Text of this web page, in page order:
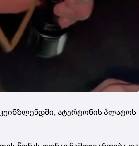
ატერტონის პლატოს